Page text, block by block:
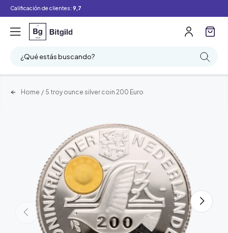
Calificación de clientes: 9,7
¿Qué estás buscando?
Home / 5 troy ounce silver coin 200 Euro